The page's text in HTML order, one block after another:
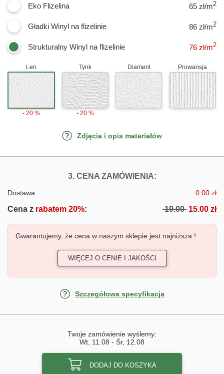
Eko Flizelina 65 zł/m2
Gładki Winyl na flizelinie 86 zł/m2
Strukturalny Winyl na flizelinie 76 zł/m2
Len
- 20 %
Tynk
- 20 %
Diament Prowansja
Zdjęcia i opis materiałów
3. CENA ZAMÓWIENIA:FOTOTAPETY
Dostawa: 0.00 zł
Cena z rabatem 20%: 19.00 15.00 zł
Gwarantujemy, że cena w naszym sklepie jest najniższa !
WIĘCEJ O CENIE I JAKOŚCI
Szczegółowa specyfikacja
Twoje zamówienie wyślemy:
Wt, 11.08 - Śr, 12.08
DODAJ DO KOSZYKA